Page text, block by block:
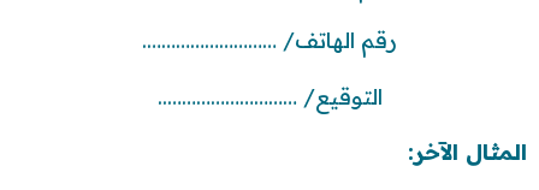
رقم الهاتف/ ……………………….
التوقيع/ ………………………..
المثال الآخر: